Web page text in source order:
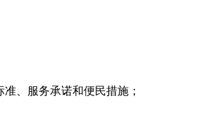
、服务承诺和便民措施；